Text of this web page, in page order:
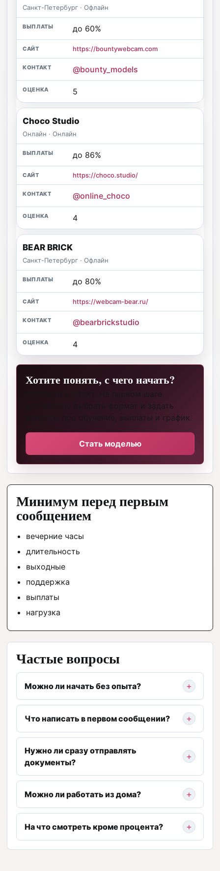
Санкт-Петербург · Офлайн
до 60%
https://bountywebcam.com
@bounty_models
5
Choco Studio
Онлайн · Онлайн
до 86%
https://choco.studio/
@online_choco
4
BEAR BRICK
Санкт-Петербург · Офлайн
до 80%
https://webcam-bear.ru/
@bearbrickstudio
4
Хотите понять, с чего начать?
Оставьте контакт. На первом шаге
достаточно выбрать формат и задать
вопросы про обучение, выплаты и график.
Стать моделью
Минимум перед первым
сообщением
вечерние часы
длительность
выходные
поддержка
выплаты
нагрузка
Частые вопросы
Можно ли начать без опыта?
Что написать в первом сообщении?
Нужно ли сразу отправлять
документы?
Можно ли работать из дома?
На что смотреть кроме процента?